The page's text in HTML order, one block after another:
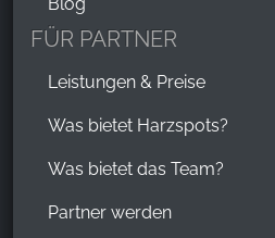
FÜR PARTNER
Leistungen & Preise
Was bietet Harzspots?
Was bietet das Team?
Partner werden
YouTube